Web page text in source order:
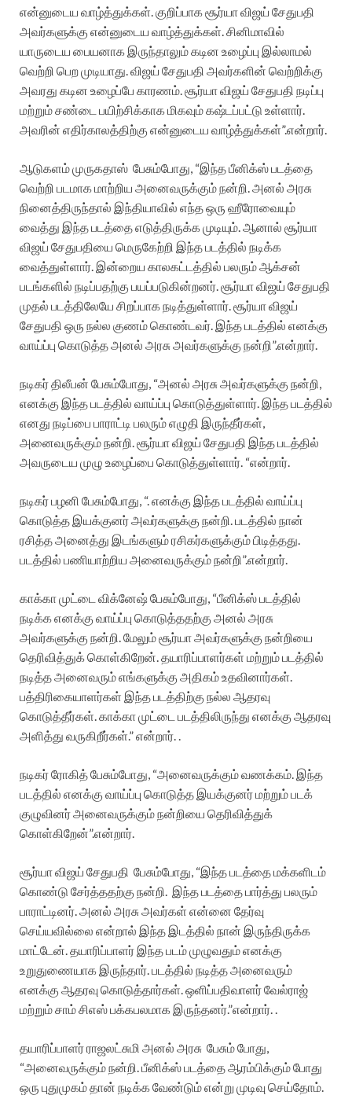
என்னுடைய வாழ்த்துக்கள். குறிப்பாக சூர்யா விஜய் சேதுபதி
அவர்களுக்கு என்னுடைய வாழ்த்துக்கள். சினிமாவில்
யாருடைய பையனாக இருந்தாலும் கடின உழைப்பு இல்லாமல்
வெற்றி பெற முடியாது. விஜய் சேதுபதி அவர்களின் வெற்றிக்கு
அவரது கடின உழைப்பே காரணம். சூர்யா விஜய் சேதுபதி நடிப்பு
மற்றும் சண்டை பயிற்சிக்காக மிகவும் கஷ்டப்பட்டு உள்ளார்.
அவரின் எதிர்காலத்திற்கு என்னுடைய வாழ்த்துக்கள்”.என்றார்.
ஆடுகளம் முருகதாஸ் பேசும்போது, “இந்த பீனிக்ஸ் படத்தை
வெற்றி படமாக மாற்றிய அனைவருக்கும் நன்றி. அனல் அரசு
நினைத்திருந்தால் இந்தியாவில் எந்த ஒரு ஹீரோவையும்
வைத்து இந்த படத்தை எடுத்திருக்க முடியும். ஆனால் சூர்யா
விஜய் சேதுபதியை மெருகேற்றி இந்த படத்தில் நடிக்க
வைத்துள்ளார். இன்றைய காலகட்டத்தில் பலரும் ஆக்சன்
படங்களில் நடிப்பதற்கு பயப்படுகின்றனர். சூர்யா விஜய் சேதுபதி
முதல் படத்திலேயே சிறப்பாக நடித்துள்ளார். சூர்யா விஜய்
சேதுபதி ஒரு நல்ல குணம் கொண்டவர். இந்த படத்தில் எனக்கு
வாய்ப்பு கொடுத்த அனல் அரசு அவர்களுக்கு நன்றி”.என்றார்.
நடிகர் திலீபன் பேசும்போது, “அனல் அரசு அவர்களுக்கு நன்றி,
எனக்கு இந்த படத்தில் வாய்ப்பு கொடுத்துள்ளார். இந்த படத்தில்
எனது நடிப்பை பாராட்டி பலரும் எழுதி இருந்தீர்கள்,
அனைவருக்கும் நன்றி. சூர்யா விஜய் சேதுபதி இந்த படத்தில்
அவருடைய முழு உழைப்பை கொடுத்துள்ளார். “என்றார்.
நடிகர் பழனி பேசும்போது, “. எனக்கு இந்த படத்தில் வாய்ப்பு
கொடுத்த இயக்குனர் அவர்களுக்கு நன்றி. படத்தில் நான்
ரசித்த அனைத்து இடங்களும் ரசிகர்களுக்கும் பிடித்தது.
படத்தில் பணியாற்றிய அனைவருக்கும் நன்றி”.என்றார்.
காக்கா முட்டை விக்னேஷ் பேசும்போது, “பீனிக்ஸ் படத்தில்
நடிக்க எனக்கு வாய்ப்பு கொடுத்ததற்கு அனல் அரசு
அவர்களுக்கு நன்றி. மேலும் சூர்யா அவர்களுக்கு நன்றியை
தெரிவித்துக் கொள்கிறேன். தயாரிப்பாளர்கள் மற்றும் படத்தில்
நடித்த அனைவரும் எங்களுக்கு அதிகம் உதவினார்கள்.
பத்திரிகையாளர்கள் இந்த படத்திற்கு நல்ல ஆதரவு
கொடுத்தீர்கள். காக்கா முட்டை படத்திலிருந்து எனக்கு ஆதரவு
அளித்து வருகிறீர்கள்.” என்றார். .
நடிகர் ரோகித் பேசும்போது, “அனைவருக்கும் வணக்கம். இந்த
படத்தில் எனக்கு வாய்ப்பு கொடுத்த இயக்குனர் மற்றும் படக்
குழுவினர் அனைவருக்கும் நன்றியை தெரிவித்துக்
கொள்கிறேன்”.என்றார்.
சூர்யா விஜய் சேதுபதி பேசும்போது, “இந்த படத்தை மக்களிடம்
கொண்டு சேர்த்ததற்கு நன்றி. இந்த படத்தை பார்த்து பலரும்
பாராட்டினர். அனல் அரசு அவர்கள் என்னை தேர்வு
செய்யவில்லை என்றால் இந்த இடத்தில் நான் இருந்திருக்க
மாட்டேன். தயாரிப்பாளர் இந்த படம் முழுவதும் எனக்கு
உறுதுணையாக இருந்தார். படத்தில் நடித்த அனைவரும்
எனக்கு ஆதரவு கொடுத்தார்கள். ஒளிப்பதிவாளர் வேல்ராஜ்
மற்றும் சாம் சிஎஸ் பக்கபலமாக இருந்தனர்.”என்றார். .
தயாரிப்பாளர் ராஜலட்சுமி அனல் அரசு பேசும் போது,
“அனைவருக்கும் நன்றி. பீனிக்ஸ் படத்தை ஆரம்பிக்கும் போது
ஒரு புதுமுகம் தான் நடிக்க வேண்டும் என்று முடிவு செய்தோம்.